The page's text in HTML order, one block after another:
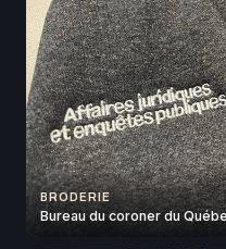
BRODERIE
Bureau du coroner du